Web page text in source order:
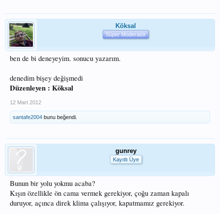
Köksal
Süper Moderatör
ben de bi deneyeyim. sonucu yazarım.
denedim bişey değişmedi
Düzenleyen : Köksal
12 Mart 2012
santafe2004 bunu beğendi.
gunrey
Kayıtlı Üye
Bunun bir yolu yokmu acaba?
Kışın özellikle ön cama vermek gerekiyor, çoğu zaman kapalı
duruyor, açınca direk klima çalışıyor, kapatmamız gerekiyor.